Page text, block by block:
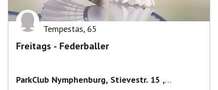
Tempestas, 65
Freitags - Federballer
ParkClub Nymphenburg, Stievestr. 15 ,